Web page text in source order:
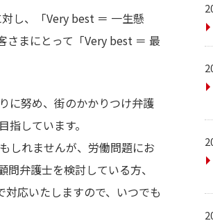
し、「Very best ＝ 一生懸
さまにとって「Very best ＝ 最
に努め、街のかかりつけ弁護
しています。
しれませんが、労働問題にお
弁護士を検討している方、
応いたしますので、いつでも